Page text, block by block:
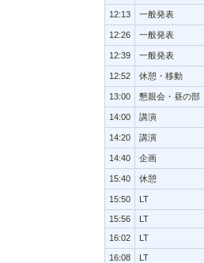
12:13 一般発表
12:26 一般発表
12:39 一般発表
12:52 休憩・移動
13:00 懇親会・昼の部
14:00 講演
14:20 講演
14:40 企画
15:40 休憩
15:50 LT
15:56 LT
16:02
LT
16:08 LT